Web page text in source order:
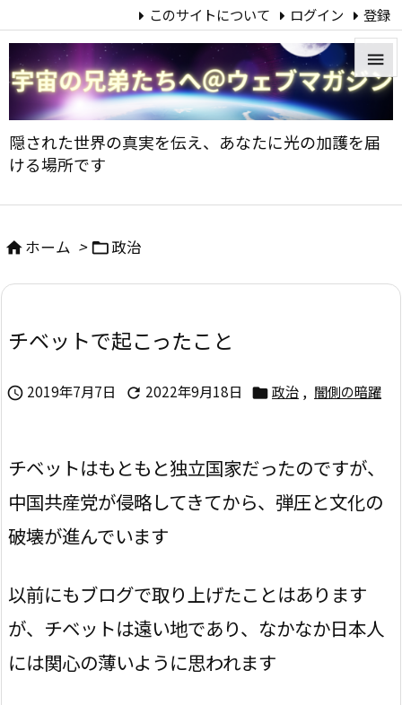
隠された世界の真実を伝え、あなたに光の加護を届
ける場所です


メニ


次へ
このサイトについて ログイン 登録
ホーム > 政治
チベットで起こったこと
 2019年7月7日  2022年9月18日  政治 , 闇側の暗躍
チベットはもともと独立国家だったのですが、
中国共産党が侵略してきてから、弾圧と文化の
破壊が進んでいます
以前にもブログで取り上げたことはあります
が、チベットは遠い地であり、なかなか日本人
には関心の薄いように思われます